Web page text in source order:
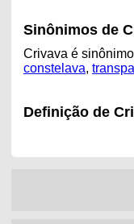
Sinônimos de
Crivava é
constelava,
Definição de